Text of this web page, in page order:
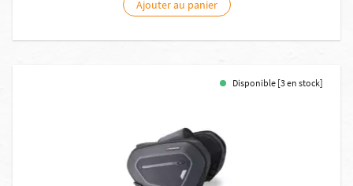
Ajouter au panier
Disponible [3 en stock]